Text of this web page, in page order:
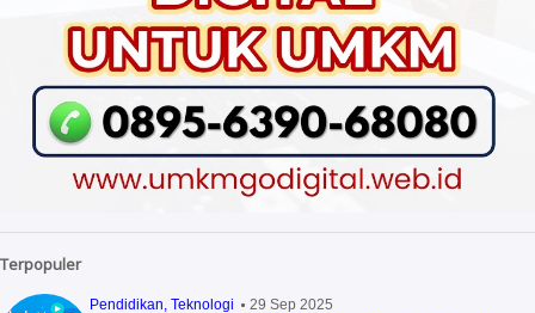
Terpopuler
Pendidikan Teknologi 29 Sep 2025